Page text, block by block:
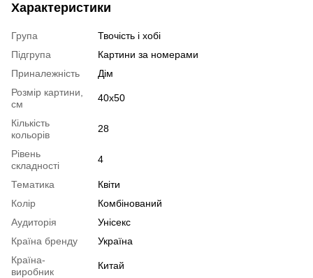
Характеристики
Група
Твочість і хобі
Підгрупа
Картини за номерами
Приналежність
Дім
Розмір картини,
см
40х50
Кількість
кольорів
28
Рівень
складності
4
Тематика
Квіти
Колір
Комбінований
Аудиторія
Унісекс
Країна бренду
Україна
Країна-
виробник
Китай